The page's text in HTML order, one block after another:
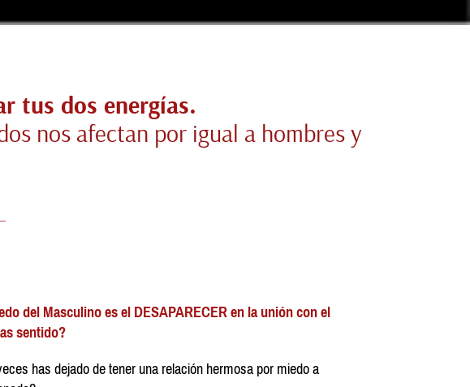
tus dos energías.
nos afectan por igual a hombres y
del Masculino es el DESAPARECER en la unión con el
sentido?
has dejado de tener una relación hermosa por miedo a